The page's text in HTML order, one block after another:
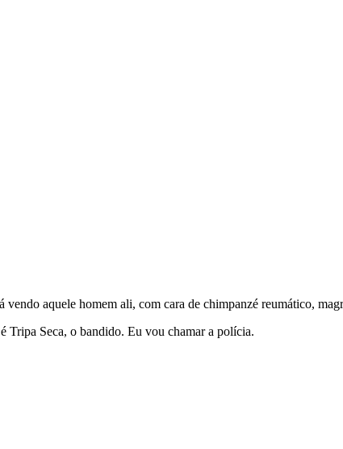
aquele homem ali, com cara de chimpanzé reumático,
Tripa Seca, o bandido. Eu vou chamar a polícia.